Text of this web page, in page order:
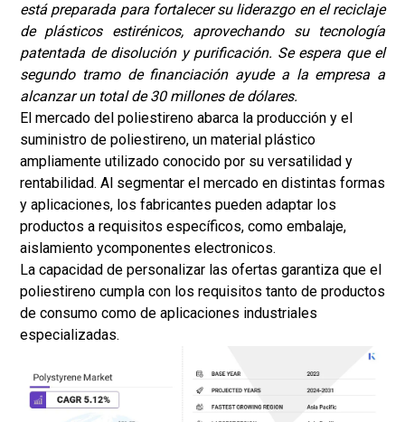
está preparada para fortalecer su liderazgo en el reciclaje
de plásticos estirénicos, aprovechando su tecnología
patentada de disolución y purificación. Se espera que el
segundo tramo de financiación ayude a la empresa a
alcanzar un total de 30 millones de dólares.
El mercado del poliestireno abarca la producción y el
suministro de poliestireno, un material plástico
ampliamente utilizado conocido por su versatilidad y
rentabilidad. Al segmentar el mercado en distintas formas
y aplicaciones, los fabricantes pueden adaptar los
productos a requisitos específicos, como embalaje,
aislamiento ycomponentes electronicos.
La capacidad de personalizar las ofertas garantiza que el
poliestireno cumpla con los requisitos tanto de productos
de consumo como de aplicaciones industriales
especializadas.